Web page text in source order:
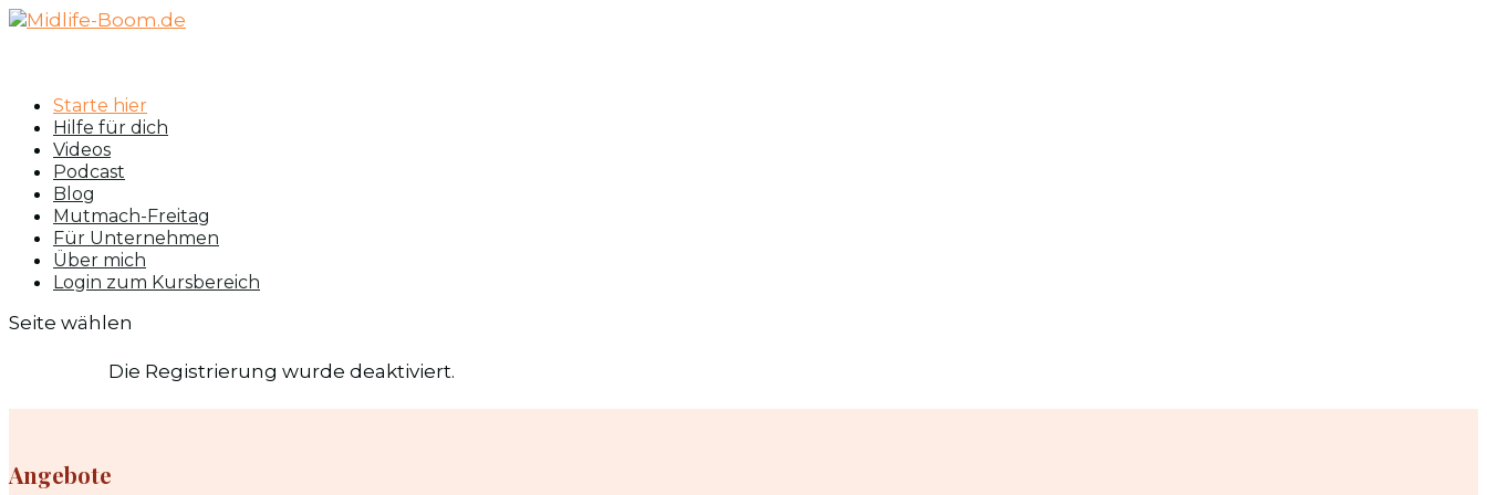
Starte hier
Hilfe für dich
Videos
Podcast
Blog
Mutmach-Freitag
Für Unternehmen
Über mich
Login zum Kursbereich
Seite wählen
Die Registrierung wurde deaktiviert.
Angebote